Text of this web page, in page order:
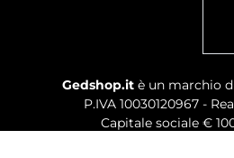
Gedshop.it è un marchio
P.IVA 10030120967 -
Capitale sociale €